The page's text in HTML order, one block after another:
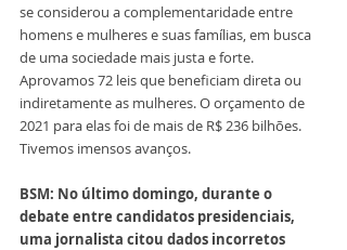
se considerou a complementaridade entre
homens e mulheres e suas famílias, em busca
de uma sociedade mais justa e forte.
Aprovamos 72 leis que beneficiam direta ou
indiretamente as mulheres. O orçamento de
2021 para elas foi de mais de R$ 236 bilhões.
Tivemos imensos avanços.
BSM: No último domingo, durante o
debate entre candidatos presidenciais,
uma jornalista citou dados incorretos